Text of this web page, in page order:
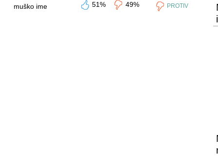
muško ime 51% 49%
PROTIV